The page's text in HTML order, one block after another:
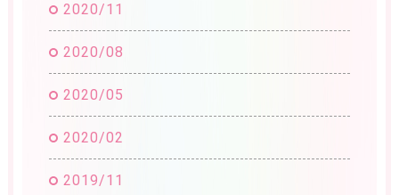
2020/11
2020/08
2020/05
2020/02
2019/11